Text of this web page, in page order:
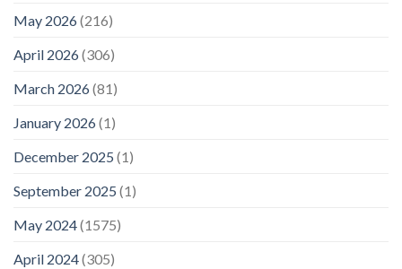
May 2026(216)
April 2026(306)
March 2026(81)
January 2026(1)
December 2025 (1)
September 2025 (1)
May 2024(1575)
April 2024(305)